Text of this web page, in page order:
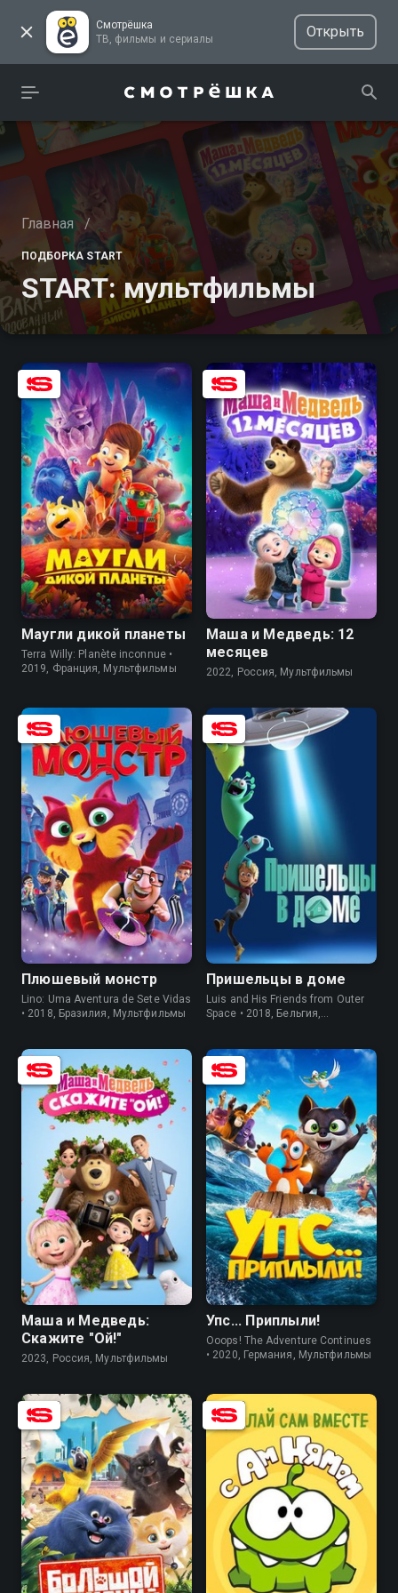
Смотрёшка
ТВ, фильмы и сериалы
Открыть
Главная /
ПОДБОРКА START
START: мультфильмы
8.2 6.6
Маугли дикой планеты
Terra Willy: Planète inconnue •
2019, Франция, Мультфильмы
8.5 7.0
Маша и Медведь: 12
месяцев
2022, Россия, Мультфильмы
6.5 5.6
Плюшевый монстр
Lino: Uma Aventura de Sete Vidas
• 2018, Бразилия, Мультфильмы
7.2
Пришельцы в доме
Luis and His Friends from Outer
Space • 2018, Бельгия,
8.2 6.0
Маша и Медведь:
Скажите "Ой!"
2023, Россия, Мультфильмы
7.7 5.8
Упс... Приплыли!
Ooops! The Adventure Continues
• 2020, Германия, Мультфильмы